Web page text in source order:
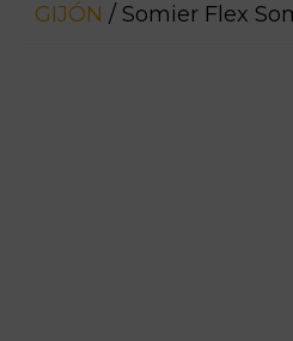
GIJÓN / Somier Flex